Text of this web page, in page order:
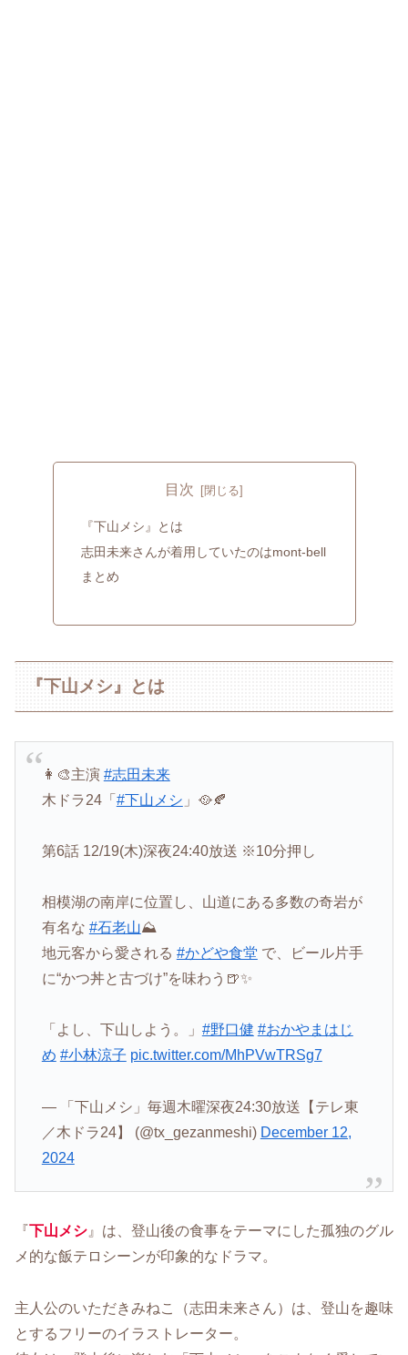
目次
『下山メシ』とは
志田未来さんが着用していたのはmont-bell
まとめ
『下山メシ』とは
👩‍🎨主演 #志田未来
木ドラ24「 #下山メシ 」🥘🍂
第6話 12/19(木)深夜24:40放送 ※10分押し
相模湖の南岸に位置し、山道にある多数の奇岩が
有名な #石老山⛰️
地元客から愛される #かどや食堂 で、ビール片手
に“かつ丼と古づけ”を味わう🍺✨
「よし、下山しよう。」 #野口健 #おかやまはじ
め #小林涼子 pic.twitter.com/MhPVwTRSg7
— 「下山メシ」毎週木曜深夜24:30放送【テレ東
／木ドラ24】 (@tx_gezanmeshi) December 12,
2024
『下山メシ 』は、登山後の食事をテーマにした孤独のグル
メ的な飯テロシーンが印象的なドラマ。
主人公のいただきみねこ（志田未来さん）は、登山を趣味
とするフリーのイラストレーター。